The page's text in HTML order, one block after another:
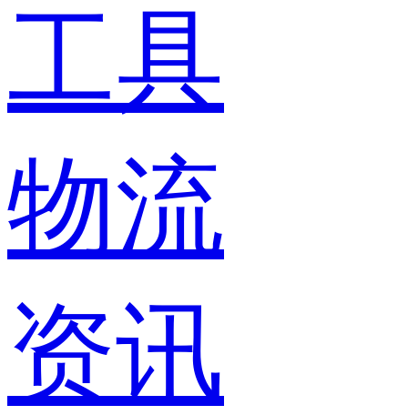
工具
物流
资讯